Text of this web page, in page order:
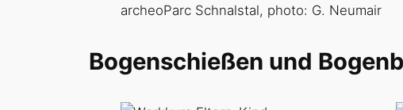
archeoParc Schnalstal, photo: G. Neumair
Bogenschießen und